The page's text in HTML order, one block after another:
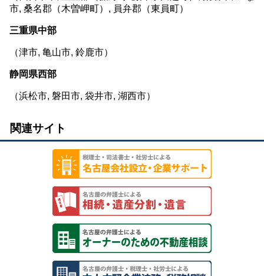
市, 桑名郡（木曽岬町）, 員弁郡（東員町）
三重県中部
（津市, 亀山市, 鈴鹿市）
静岡県西部
（浜松市, 磐田市, 袋井市, 湖西市）
関連サイト